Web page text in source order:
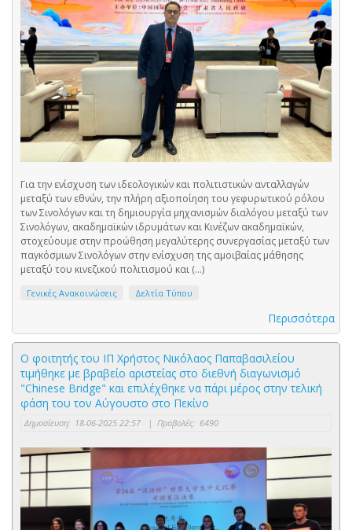
Για την ενίσχυση των ιδεολογικών και πολιτιστικών ανταλλαγών
μεταξύ των εθνών, την πλήρη αξιοποίηση του γεφυρωτικού ρόλου
των Σινολόγων και τη δημιουργία μηχανισμών διαλόγου μεταξύ των
Σινολόγων, ακαδημαϊκών ιδρυμάτων και Κινέζων ακαδημαϊκών,
στοχεύουμε στην προώθηση μεγαλύτερης συνεργασίας μεταξύ των
παγκόσμιων Σινολόγων στην ενίσχυση της αμοιβαίας μάθησης
μεταξύ του κινεζικού πολιτισμού και (...)
Γενικές Ανακοινώσεις Δελτία Τύπου
Περισσότερα
Ο φοιτητής του ΙΠ Χρήστος Νικόλαος Παπαβασιλείου
τιμήθηκε με βραβείο αριστείας στο διεθνή διαγωνισμό
"Chinese Bridge" και επιλέχθηκε να πάρι μέρος στην τελική
φάση του τον Αύγουστο στο Πεκίνο
Δημοσίευση: 18-06-2025 22:57 | Προβολές: 6490